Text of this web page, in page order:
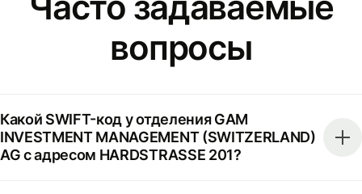
вопросы
Какой SWIFT-код у отделения GAM
INVESTMENT MANAGEMENT (SWITZERLAND)
AG с адресом HARDSTRASSE 201?